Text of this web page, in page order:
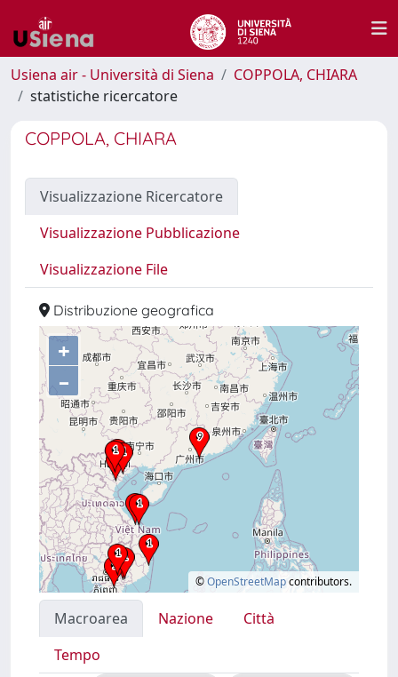
Usiena air - Università di Siena
COPPOLA, CHIARA
statistiche ricercatore
COPPOLA, CHIARA
Visualizzazione Ricercatore
Visualizzazione Pubblicazione
Visualizzazione File
Distribuzione geografica
+
–
©OpenStreetMapcontributors.
Macroarea Nazione
Città
Tempo